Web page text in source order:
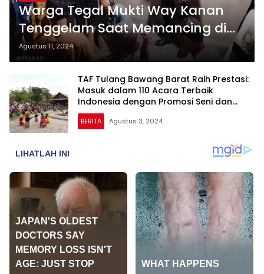
Warga Tegal Mukti Way Kanan
Tenggelam Saat Memancing di
Bendungan Perkebunan Tulang
Bawang Barat
Agustus 11, 2024
TAF Tulang Bawang Barat Raih Prestasi:
Masuk dalam 110 Acara Terbaik
Indonesia dengan Promosi Seni dan
Budaya
BERITA Agustus 3, 2024